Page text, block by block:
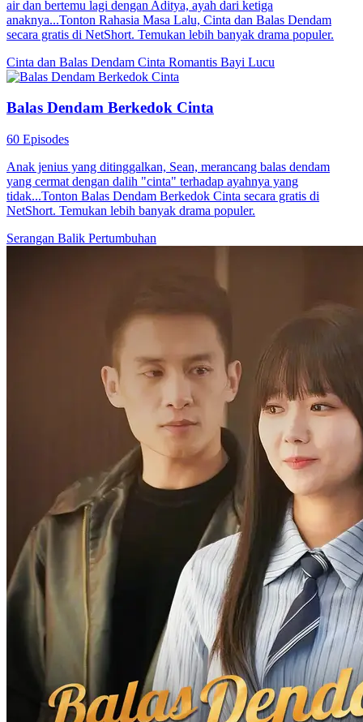
Kesatria Pelindung Istri
77 Episodes
Dia kembali sebagai Dewa Perang yang terhormat setelah
meninggalkan malam pernikahan. Dengan prestasi yang luar biasa,
kekayaan yang melimpah, dan kekuasaan yang merajalela, dia pun
menjadi tidak terkalahkan. Sepuluh tahun kemudian, ketika kembali
teman-temannya juga sudah pergi. Bahkan calon istrinya yang
raya. Keluarganya penuh dengan orang yang haus akan kekuasaan.
Balas dendam orang tua? Balas dendam teman? Balas dendam istri?
Saat ini, dia benar-benar marah. Dengan satu perintah darinya...